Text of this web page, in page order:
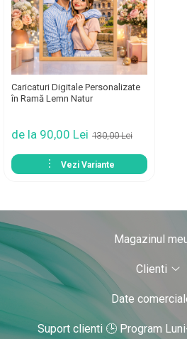
Caricaturi Digitale Personalizate
în Ramă Lemn Natur
130,00 Lei
de la 90,00 Lei
Vezi Variante
Magazinul
Clienti
Date
Suport clienti 🕒 Program